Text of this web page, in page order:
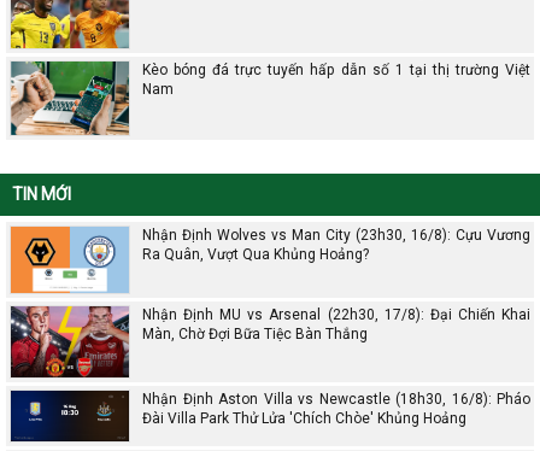
Kèo bóng đá trực tuyến hấp dẫn số 1 tại thị trường Việt
Nam
TIN MỚI
Nhận Định Wolves vs Man City (23h30, 16/8): Cựu Vương
Ra Quân, Vượt Qua Khủng Hoảng?
Nhận Định MU vs Arsenal (22h30, 17/8): Đại Chiến Khai
Màn, Chờ Đợi Bữa Tiệc Bàn Thắng
Nhận Định Aston Villa vs Newcastle (18h30, 16/8): Pháo
Đài Villa Park Thử Lửa 'Chích Chòe' Khủng Hoảng